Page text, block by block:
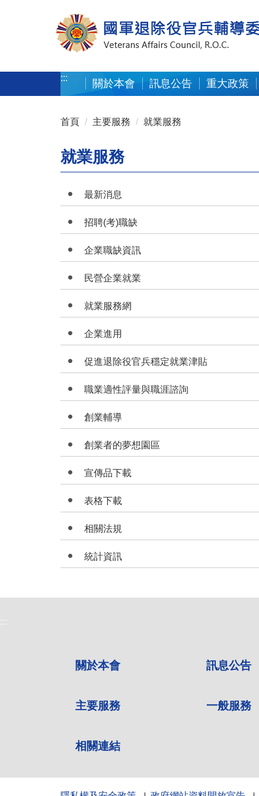
:::
關於本會 訊息公告 重大政策
首頁 主要服務 就業服務
就業服務
最新消息
招聘(考)職缺
企業職缺資訊
民營企業就業
就業服務網
企業進用
促進退除役官兵穩定就業津貼
職業適性評量與職涯諮詢
創業輔導
創業者的夢想園區
宣傳品下載
表格下載
相關法規
統計資訊
:::
關於本會 訊息公告
主要服務 一般服務
相關連結